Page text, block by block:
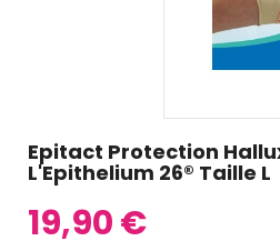
Epitact Protection
L'Epithelium 26® Taille L
19,90 €